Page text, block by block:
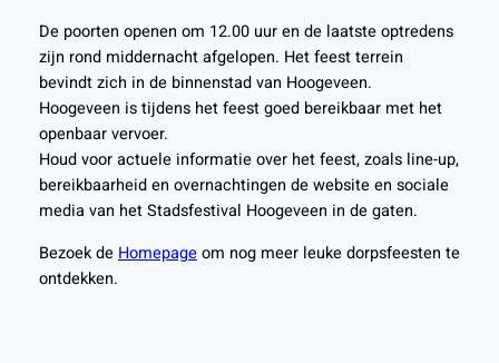
De poorten openen om 12.00 uur en de laatste optredens
zijn rond middernacht afgelopen. Het feest terrein
bevindt zich in de binnenstad van Hoogeveen.
Hoogeveen is tijdens het feest goed bereikbaar met het
openbaar vervoer.
Houd voor actuele informatie over het feest, zoals line-up,
bereikbaarheid en overnachtingen de website en sociale
media van het Stadsfestival Hoogeveen in de gaten.
Bezoek de Homepageom nog meer leuke dorpsfeesten te
ontdekken.